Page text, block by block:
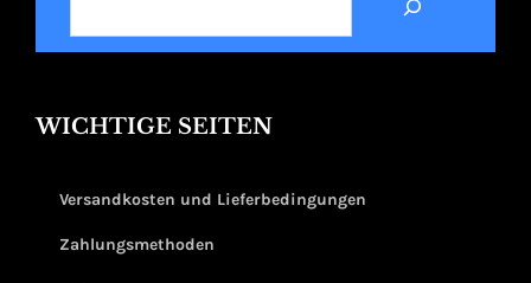
WICHTIGE SEITEN
Versandkosten und Lieferbedingungen
Zahlungsmethoden